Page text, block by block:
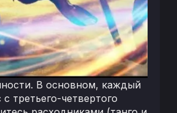
В основном, каждый
третьего-четвертого